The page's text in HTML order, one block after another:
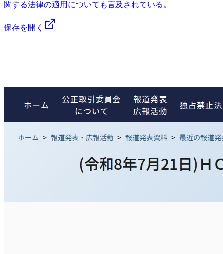
関する法律の適用についても言及されている。
保存を開く